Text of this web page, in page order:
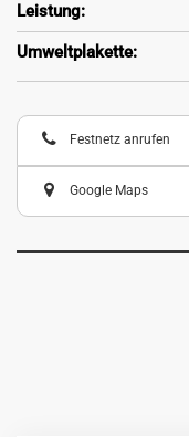
Leistung:
Umweltplakette:
Festnetz anrufen
Google Maps